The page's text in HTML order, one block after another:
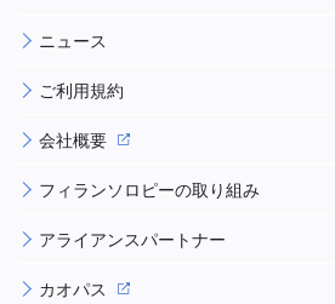
ニュース
ご利用規約
会社概要
フィランソロピーの取り組み
アライアンスパートナー
カオパス